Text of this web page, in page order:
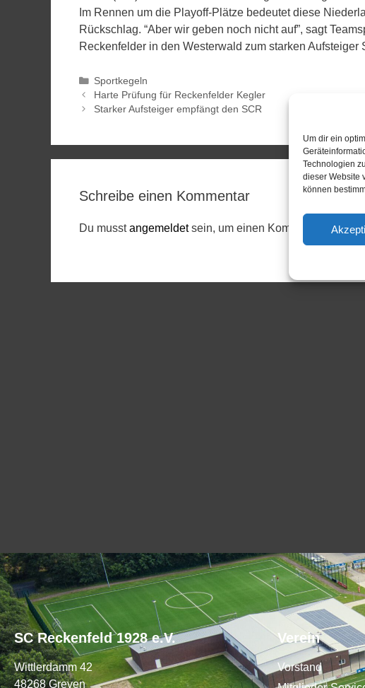
Um dir ein
Technologien
dieser Website
können
Im Rennen um die Playoff-Plätze bedeutet diese
Rückschlag. “Aber wir geben noch nicht auf”, sagt
Reckenfelder in den Westerwald zum starken Aufsteiger
Sportkegeln
Harte Prüfung für Reckenfelder Kegler
Starker Aufsteiger empfängt den SCR
Schreibe einen Kommentar
Du musstangemeldetsein, um einen Kommentar
SC Reckenfeld 1928 e.V.
Wittlerdamm 42
48268 Greven
Verein
Vorstand